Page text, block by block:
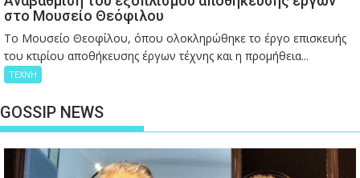
στο Μουσείο Θεόφιλου
Το Μουσείο Θεοφίλου, όπου ολοκληρώθηκε το έργο επισκευής
του κτιρίου αποθήκευσης έργων τέχνης και η προμήθεια...
ΤΕΧΝΗ
GOSSIP NEWS